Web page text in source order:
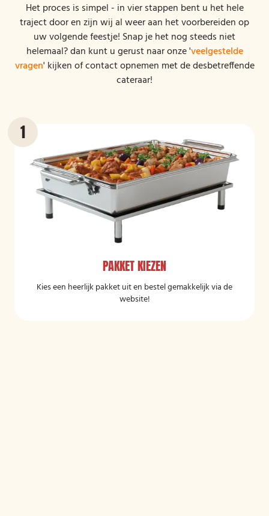
Het proces is simpel - in vier stappen bent u het hele
traject door en zijn wij al weer aan het voorbereiden op
uw volgende feestje! Snap je het nog steeds niet
helemaal? dan kunt u gerust naar onze 'veelgestelde
vragen' kijken of contact opnemen met de desbetreffende
cateraar!
PAKKET KIEZEN
Kies een heerlijk pakket uit en bestel gemakkelijk via de
website!